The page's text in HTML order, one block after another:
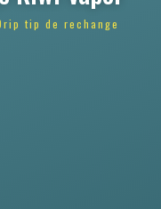
tip de rechange